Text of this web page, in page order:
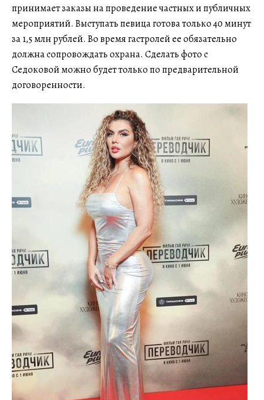
принимает заказы на проведение частных и публичных
мероприятий. Выступать певица готова только 40 минут
за 1,5 млн рублей. Во время гастролей ее обязательно
должна сопровождать охрана. Сделать фото с
Седоковой можно будет только по предварительной
договоренности.